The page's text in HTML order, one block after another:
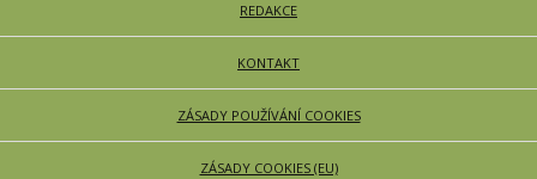
REDAKCE
KONTAKT
ZÁSADY POUŽÍVÁNÍ COOKIES
ZÁSADY COOKIES (EU)